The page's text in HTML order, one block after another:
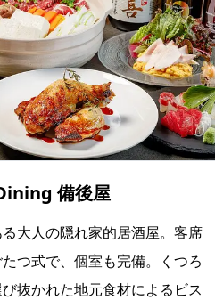
備後屋
大人の隠れ家的居酒屋。客席
つ式で、個室も完備。くつろ
抜かれた地元食材によるビス